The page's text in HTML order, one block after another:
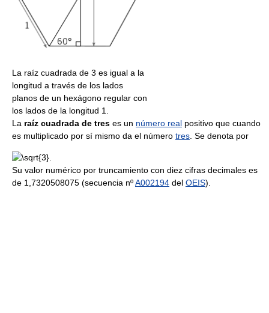
La raíz cuadrada de 3 es igual a la
longitud a través de los lados
planos de un hexágono regular con
los lados de la longitud 1.
La raíz cuadrada de tres es un número real positivo que cuando
es multiplicado por sí mismo da el número tres . Se denota por
Su valor numérico por truncamiento con diez cifras decimales es
de 1,7320508075 (secuencia nºA002194 del OEIS).